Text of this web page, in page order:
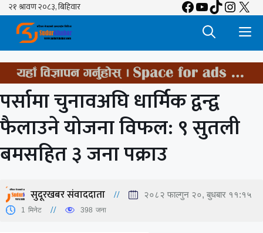
Skip
content
Facebook
YouTube
TikTok
X
पर्सामा चुनावअघि धार्मिक द्वन्द्व
फैलाउने योजना विफल: ९ सुतली
बमसहित ३ जना पक्राउ
सुदूरखबर संवाददाता २०८२ फाल्गुन २०, बुधबार ११:१५
1 मिनेट 398 जना